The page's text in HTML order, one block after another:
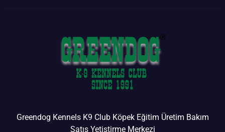
Greendog Kennels K9 Club Köpek Eğitim Üretim Bakım
Satış Yetiştirme Merkezi